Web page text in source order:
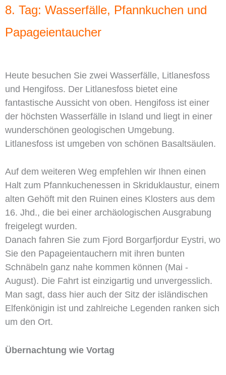
8. Tag: Wasserfälle, Pfannkuchen und
Papageientaucher
Heute besuchen Sie zwei Wasserfälle, Litlanesfoss
und Hengifoss. Der Litlanesfoss bietet eine
fantastische Aussicht von oben. Hengifoss ist einer
der höchsten Wasserfälle in Island und liegt in einer
wunderschönen geologischen Umgebung.
Litlanesfoss ist umgeben von schönen Basaltsäulen.
Auf dem weiteren Weg empfehlen wir Ihnen einen
Halt zum Pfannkuchenessen in Skriduklaustur, einem
alten Gehöft mit den Ruinen eines Klosters aus dem
16. Jhd., die bei einer archäologischen Ausgrabung
freigelegt wurden.
Danach fahren Sie zum Fjord Borgarfjordur Eystri, wo
Sie den Papageientauchern mit ihren bunten
Schnäbeln ganz nahe kommen können (Mai -
August). Die Fahrt ist einzigartig und unvergesslich.
Man sagt, dass hier auch der Sitz der isländischen
Elfenkönigin ist und zahlreiche Legenden ranken sich
um den Ort.
Übernachtung wie Vortag